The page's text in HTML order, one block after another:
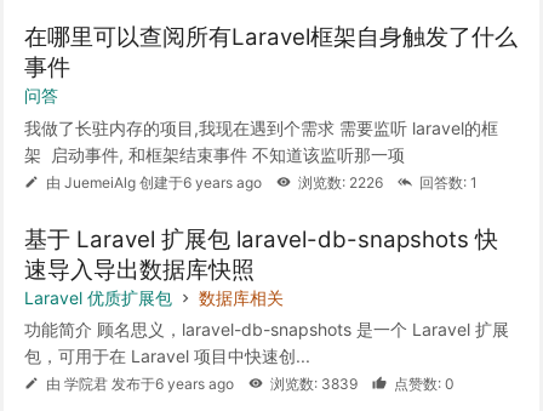
在哪里可以查阅所有Laravel框架自身触发了什么
事件
问答
我做了长驻内存的项目,我现在遇到个需求 需要监听 laravel的框
架 启动事件, 和框架结束事件 不知道该监听那一项
由 JuemeiAlg 创建于6 years ago 浏览数: 2226 回答数: 1
基于 Laravel 扩展包 laravel-db-snapshots 快
速导入导出数据库快照
Laravel 优质扩展包
数据库相关
功能简介 顾名思义，laravel-db-snapshots 是一个 Laravel 扩展
包，可用于在 Laravel 项目中快速创...
由 学院君 发布于6 years ago 浏览数: 3839 点赞数: 0